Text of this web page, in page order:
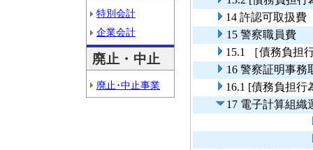
特別会計
企業会計
廃止・中止
廃止･中止事業
14 許認可取扱費
15 警察職員費
15.1 ［債務負担
16 警察証明事務
16.1 [債務負担
17 電子計算組織